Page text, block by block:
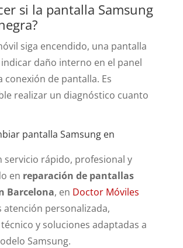
si la pantalla Samsung
siga encendido, una pantalla
daño interno en el panel
conexión de pantalla. Es
realizar un diagnóstico cuanto
pantalla Samsung en
servicio rápido, profesional y
en reparación de pantallas
Barcelona, en Doctor Móviles
atención personalizada,
y soluciones adaptadas a
Samsung.